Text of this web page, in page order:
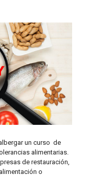
un curso de
alimentarias.
de restauración,
o